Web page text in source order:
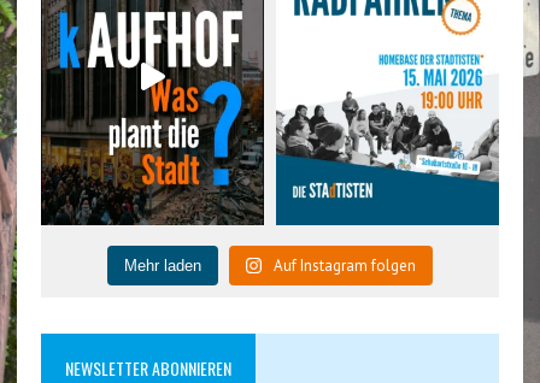
Mehr laden Auf Instagram folgen
NEWSLETTER ABONNIEREN